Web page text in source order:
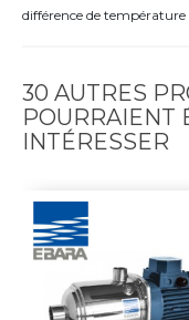
différence de
30 AUTRES
POURRAIENT
INTÉRESSER